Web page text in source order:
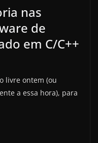
nas
de
em C/C++
livre ontem (ou
a essa hora), para